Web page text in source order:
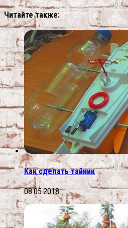
Читайте также:
Как сделать тайник
08.05.2018